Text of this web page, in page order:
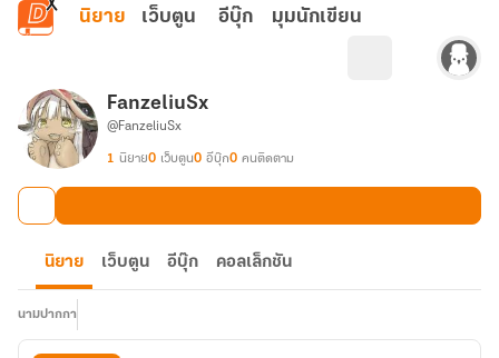
ข้ามไปยังเนื้อหาหลัก
นิยาย เว็บตูน อีบุ๊ก มุมนักเขียน
FanzeliuSx
@FanzeliuSx
1 นิยาย0 เว็บตูน0 อีบุ๊ก0 คนติดตาม
นิยาย เว็บตูน อีบุ๊ก คอลเล็กชัน
นามปากกา